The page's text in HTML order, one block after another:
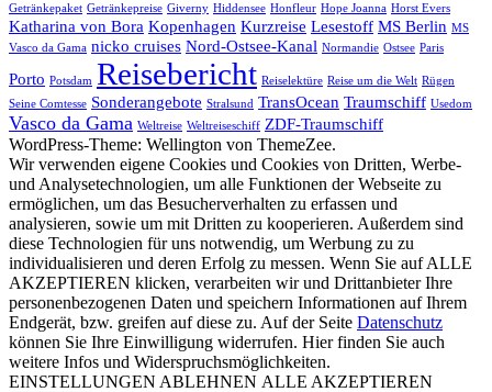
Getränkepaket Getränkepreise Giverny Hiddensee Honfleur Hope Joanna Horst Evers
Katharina von Bora Kopenhagen Kurzreise Lesestoff MS Berlin MS
Vasco da Gama nicko cruises Nord-Ostsee-Kanal Normandie Ostsee Paris
Porto Potsdam Reisebericht Reiselektüre Reise um die Welt Rügen
Seine Comtesse Sonderangebote Stralsund TransOcean Traumschiff Usedom
Vasco da Gama Weltreise Weltreiseschiff ZDF-Traumschiff
WordPress-Theme: Wellington von ThemeZee.
Wir verwenden eigene Cookies und Cookies von Dritten, Werbe-
und Analysetechnologien, um alle Funktionen der Webseite zu
ermöglichen, um das Besucherverhalten zu erfassen und
analysieren, sowie um mit Dritten zu kooperieren. Außerdem sind
diese Technologien für uns notwendig, um Werbung zu zu
individualisieren und deren Erfolg zu messen. Wenn Sie auf ALLE
AKZEPTIEREN klicken, verarbeiten wir und Drittanbieter Ihre
personenbezogenen Daten und speichern Informationen auf Ihrem
Endgerät, bzw. greifen auf diese zu. Auf der Seite Datenschutz
können Sie Ihre Einwilligung widerrufen. Hier finden Sie auch
weitere Infos und Widerspruchsmöglichkeiten.
EINSTELLUNGEN ABLEHNEN ALLE AKZEPTIEREN